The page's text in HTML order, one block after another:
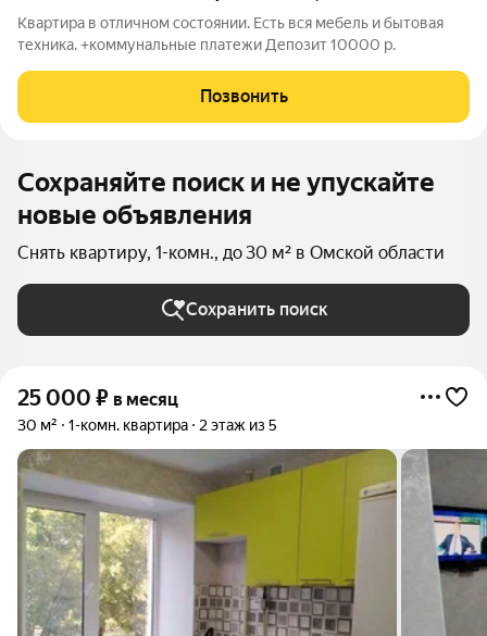
Квартира в отличном состоянии. Есть вся мебель и бытовая
техника. +коммунальные платежи Депозит 10000 р.
Позвонить
Сохраняйте поиск и не упускайте
новые объявления
Снять квартиру, 1-комн., до 30 м² в Омской области
Сохранить поиск
25 000 ₽ в месяц
30 м² 1-комн. квартира 2 этаж из 5